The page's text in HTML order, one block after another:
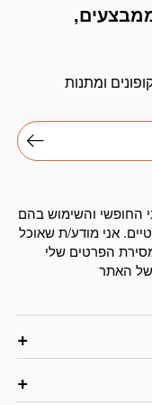
ומתנות
החופשי והשימוש בהם
אני מודע/ת שאוכל
הפרטים שלי
האתר